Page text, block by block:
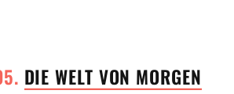
DIE WELT VON MORGEN